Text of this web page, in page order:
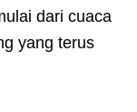
dari cuaca
yang terus